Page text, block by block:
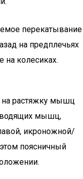
перекатывание
на предплечьях
на колесиках.
на растяжку мышц
мышц,
икроножной/
поясничный